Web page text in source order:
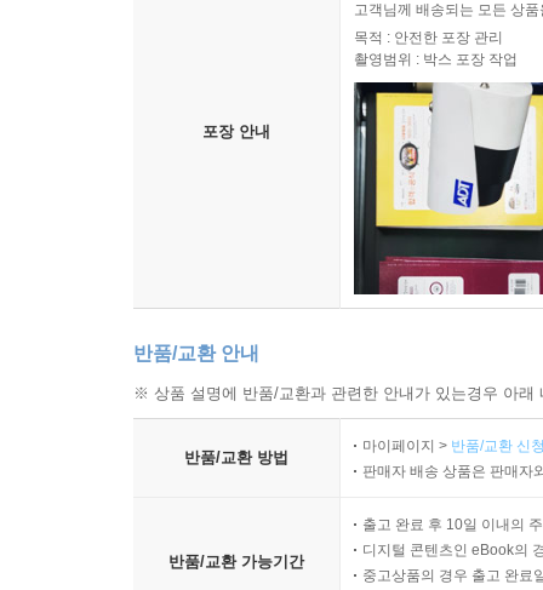
포장 안내
고객님께 배송되는 모든 상
목적 : 안전한 포장 관리
촬영범위 : 박스 포장 작업
반품/교환 안내
※ 상품 설명에 반품/교환과 관련한 안내가 있는경우 아
반품/교환 방법
마이페이지 > 반품/교환 신
판매자 배송 상품은 판매자
반품/교환 가능기간
출고 완료 후 10일 이내의
디지털 콘텐츠인 eBook의
중고상품의 경우 출고 완료